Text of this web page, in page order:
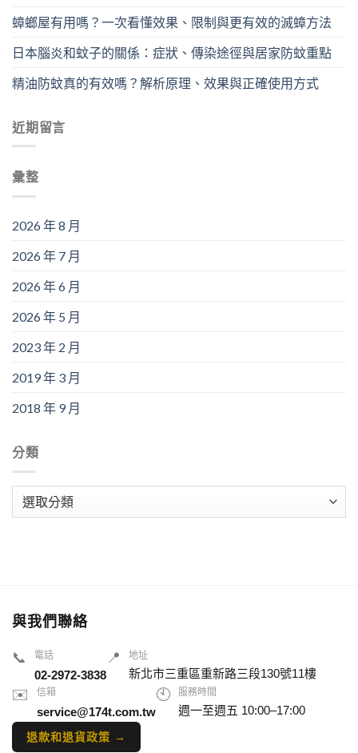
蟑螂屋有用嗎？一次看懂效果、限制與更有效的滅蟑方法
日本腦炎和蚊子的關係：症狀、傳染途徑與居家防蚊重點
精油防蚊真的有效嗎？解析原理、效果與正確使用方式
近期留言
彙整
2026 年 8 月
2026 年 7 月
2026 年 6 月
2026 年 5 月
2023 年 2 月
2019 年 3 月
2018 年 9 月
分類
與我們聯絡
📞 電話
02-2972-3838
📍 地址
新北市三重區重新路三段130號11樓
✉️ 信箱
service@174t.com.tw
🕙 服務時間
週一至週五 10:00–17:00
退款和退貨政策 →